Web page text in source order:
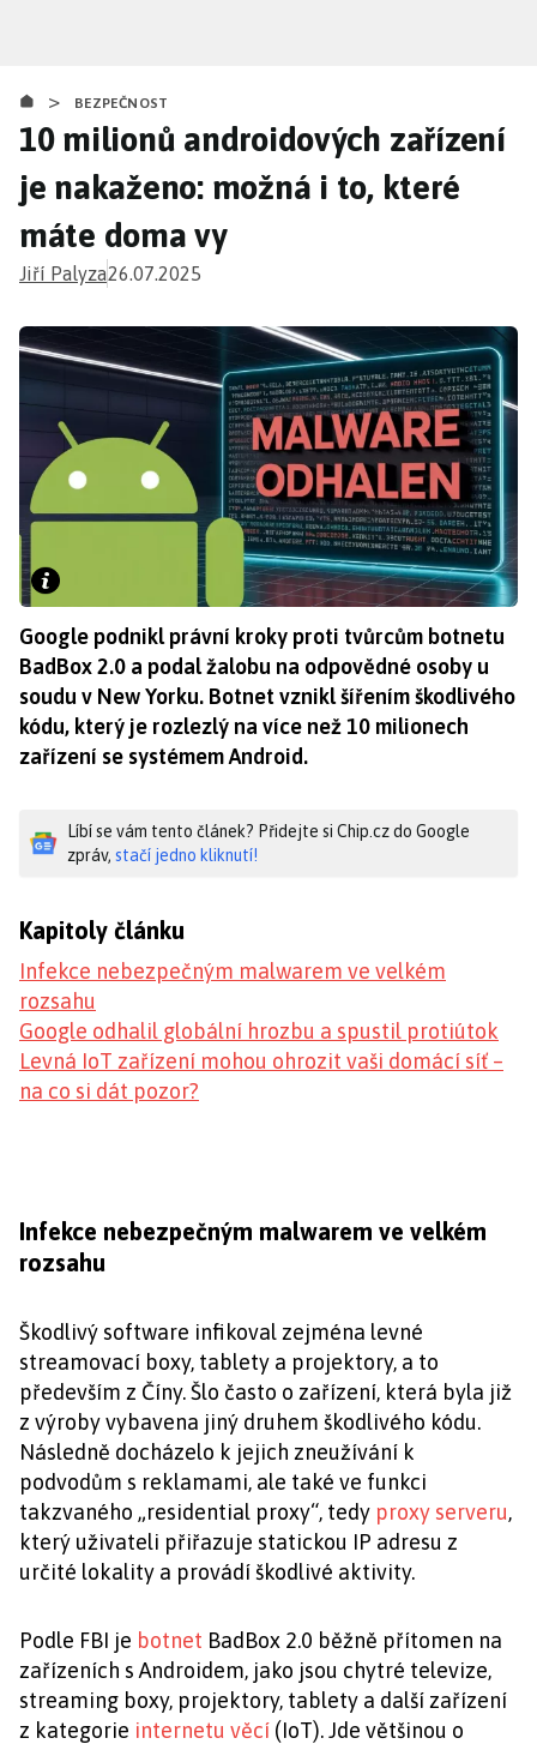
obsahu
> BEZPEČNOST
10 milionů androidových zařízení
je nakaženo: možná i to, které
máte doma vy
Jiří Palyza26.07.2025
Google podnikl právní kroky proti tvůrcům botnetu
BadBox 2.0 a podal žalobu na odpovědné osoby u
soudu v New Yorku. Botnet vznikl šířením škodlivého
kódu, který je rozlezlý na více než 10 milionech
zařízení se systémem Android.
Líbí se vám tento článek? Přidejte si Chip.cz do Google
zpráv, stačí jedno kliknutí!
Kapitoly článku
Infekce nebezpečným malwarem ve velkém
rozsahu
Google odhalil globální hrozbu a spustil protiútok
Levná IoT zařízení mohou ohrozit vaši domácí síť –
na co si dát pozor?
Infekce nebezpečným malwarem ve velkém
rozsahu
Škodlivý software infikoval zejména levné
streamovací boxy, tablety a projektory, a to
především z Číny. Šlo často o zařízení, která byla již
z výroby vybavena jiný druhem škodlivého kódu.
Následně docházelo k jejich zneužívání k
podvodům s reklamami, ale také ve funkci
takzvaného „residential proxy“, tedy proxy serveru,
který uživateli přiřazuje statickou IP adresu z
určité lokality a provádí škodlivé aktivity.
Podle FBI je botnet BadBox 2.0 běžně přítomen na
zařízeních s Androidem, jako jsou chytré televize,
streaming boxy, projektory, tablety a další zařízení
z kategorie internetu věcí (IoT). Jde většinou o